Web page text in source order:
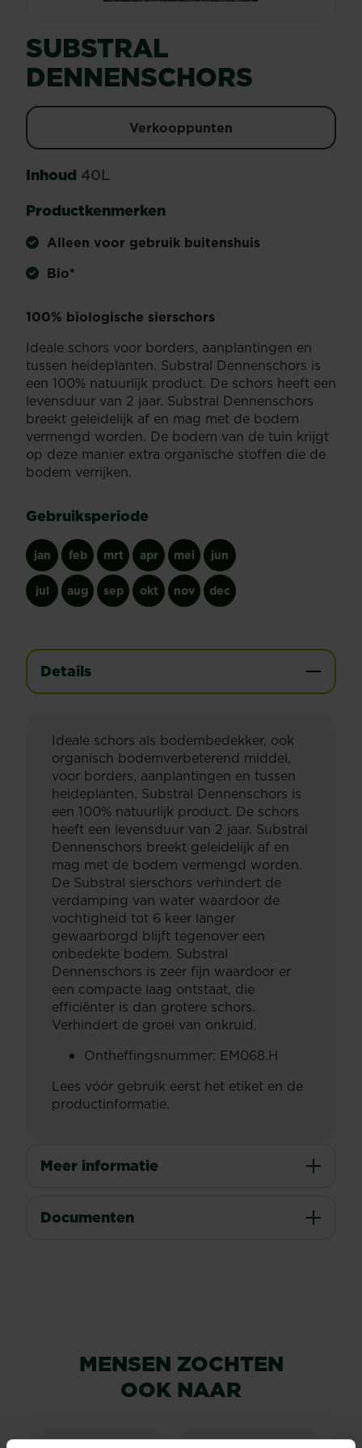
SUBSTRAL
DENNENSCHORS
Verkooppunten
Inhoud 40L
Productkenmerken
Alleen voor gebruik buitenshuis
Bio*
100% biologische sierschors
Ideale schors voor borders, aanplantingen en
tussen heideplanten. Substral Dennenschors is
een 100% natuurlijk product. De schors heeft een
levensduur van 2 jaar. Substral Dennenschors
breekt geleidelijk af en mag met de bodem
vermengd worden. De bodem van de tuin krijgt
op deze manier extra organische stoffen die de
bodem verrijken.
Gebruiksperiode
jan feb mrt apr mei jun
jul aug sep okt nov dec
Details
Ideale schors als bodembedekker, ook
organisch bodemverbeterend middel,
voor borders, aanplantingen en tussen
heideplanten. Substral Dennenschors is
een 100% natuurlijk product. De schors
heeft een levensduur van 2 jaar. Substral
Dennenschors breekt geleidelijk af en
mag met de bodem vermengd worden.
De Substral sierschors verhindert de
verdamping van water waardoor de
vochtigheid tot 6 keer langer
gewaarborgd blijft tegenover een
onbedekte bodem. Substral
Dennenschors is zeer fijn waardoor er
een compacte laag ontstaat, die
efficiënter is dan grotere schors.
Verhindert de groei van onkruid.
Ontheffingsnummer: EM068.H
Lees vóór gebruik eerst het etiket en de
productinformatie.
Meer informatie
Documenten
MENSEN ZOCHTEN
OOK NAAR